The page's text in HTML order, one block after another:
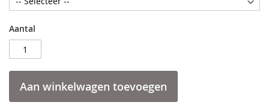
Aantal
Aan winkelwagen toevoegen